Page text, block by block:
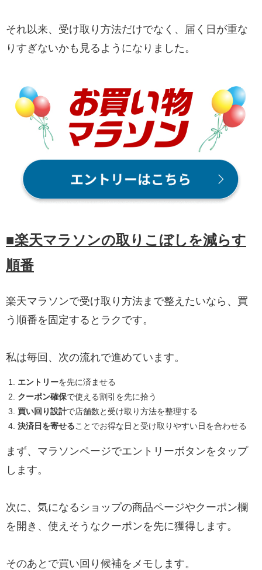
それ以来、受け取り方法だけでなく、届く日が重な
りすぎないかも見るようになりました。
■楽天マラソンの取りこぼしを減らす
順番
楽天マラソンで受け取り方法まで整えたいなら、買
う順番を固定するとラクです。
私は毎回、次の流れで進めています。
エントリーを先に済ませる
クーポン確保で使える割引を先に拾う
買い回り設計で店舗数と受け取り方法を整理する
決済日を寄せることでお得な日と受け取りやすい日を合わせる
まず、マラソンページでエントリーボタンをタップ
します。
次に、気になるショップの商品ページやクーポン欄
を開き、使えそうなクーポンを先に獲得します。
そのあとで買い回り候補をメモします。